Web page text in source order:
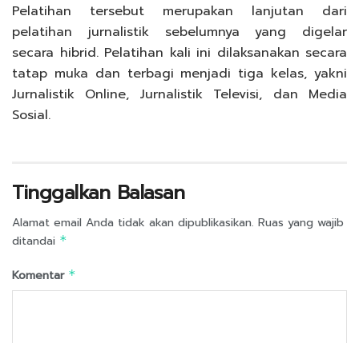
Pelatihan tersebut merupakan lanjutan dari
pelatihan jurnalistik sebelumnya yang digelar
secara hibrid. Pelatihan kali ini dilaksanakan secara
tatap muka dan terbagi menjadi tiga kelas, yakni
Jurnalistik Online, Jurnalistik Televisi, dan Media
Sosial.
Tinggalkan Balasan
Alamat email Anda tidak akan dipublikasikan. Ruas yang wajib
ditandai *
Komentar *